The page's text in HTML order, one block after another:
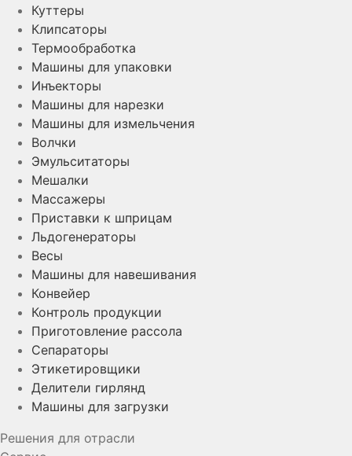
Куттеры
Клипсаторы
Термообработка
Машины для упаковки
Инъекторы
Машины для нарезки
Машины для измельчения
Волчки
Эмульситаторы
Мешалки
Массажеры
Приставки к шприцам
Льдогенераторы
Весы
Машины для навешивания
Конвейер
Контроль продукции
Приготовление рассола
Сепараторы
Этикетировщики
Делители гирлянд
Машины для загрузки
Решения для отрасли